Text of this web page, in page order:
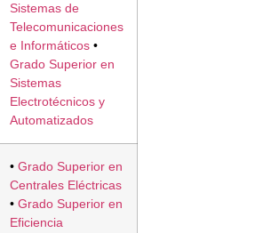
Sistemas de
Telecomunicaciones
e Informáticos •
Grado Superior en
Sistemas
Electrotécnicos y
Automatizados
• Grado Superior en
Centrales Eléctricas
• Grado Superior en
Eficiencia